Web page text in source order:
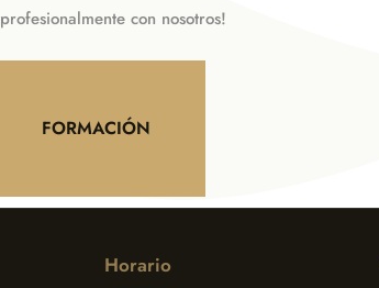
con nosotros!
FORMACIÓN
Horario